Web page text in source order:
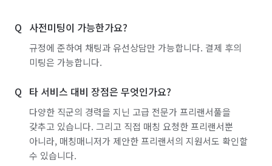
사전미팅이 가능한가요?
규정에 준하여 채팅과 유선상담만 가능합니다. 결제 후의
미팅은 가능합니다.
타 서비스 대비 장점은 무엇인가요?
다양한 직군의 경력을 지닌 고급 전문가 프리랜서풀을
갖추고 있습니다. 그리고 직접 매칭 요청한 프리랜서뿐
아니라, 매칭매니저가 제안한 프리랜서의 지원서도 확인할
수 있습니다.